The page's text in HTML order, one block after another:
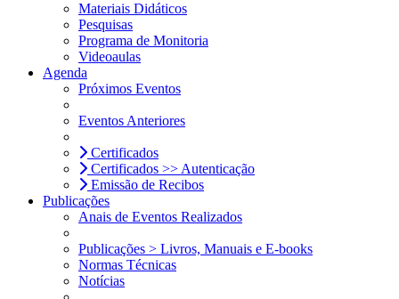
Materiais Didáticos
Pesquisas
Programa de Monitoria
Videoaulas
Agenda
Próximos Eventos
Eventos Anteriores
Certificados
Certificados >> Autenticação
Emissão de Recibos
Publicações
Anais de Eventos Realizados
Publicações > Livros, Manuais e E-books
Normas Técnicas
Notícias